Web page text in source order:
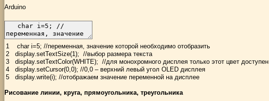
Arduino
1
2
3
4
5
char i=5; //переменная, значение которой необходимо отобразить
display. setTextSize(1 ); //выбор размера текста
display. setTextColor(WHITE); //для монохромного дисплея только этот цвет доступен
display. setCursor(0 0); //0,0 – верхний левый угол OLED дисплея
display. write(i); //отображаем значение переменной на дисплее
Рисование линии, круга, прямоугольника, треугольника